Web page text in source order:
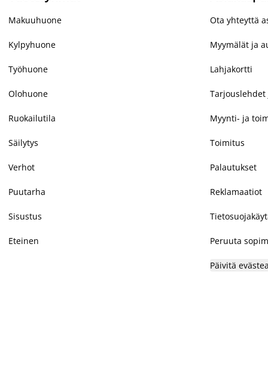
Makuuhuone
Kylpyhuone
Työhuone
Olohuone
Ruokailutila
Säilytys
Verhot
Puutarha
Sisustus
Eteinen
Ota yhteyttä
Myymälät ja
Lahjakortti
Tarjouslehdet
Myynti- ja
Toimitus
Palautukset
Reklamaatiot
Peruuta
Päivitä